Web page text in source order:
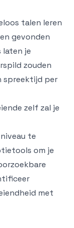
talen leren
gevonden
laten je
zouden
spreektijd per
zelf zal je
te
om je
met